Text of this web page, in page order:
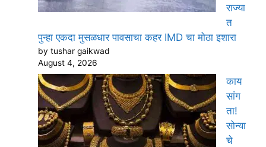
राज्या
त
पुन्हा एकदा मुसळधार पावसाचा कहर IMD चा मोठा इशारा
by tushar gaikwad
August 4, 2026
काय
सांग
ता!
सोन्या
चे